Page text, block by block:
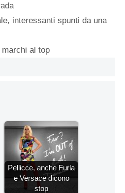
interessanti spunti da una
al top
Pellicce, anche Furla
e Versace dicono
stop